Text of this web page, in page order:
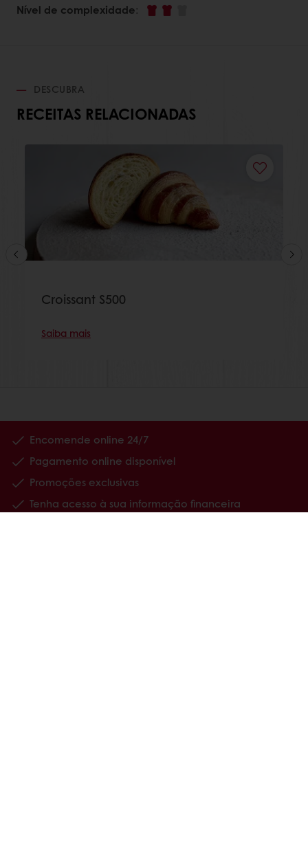
Nível de complexidade:
DESCUBRA
RECEITAS RELACIONADAS
Croissant S500
Saiba mais
Encomende online 24/7
Pagamento online disponível
Promoções exclusivas
Tenha acesso à sua informação financeira